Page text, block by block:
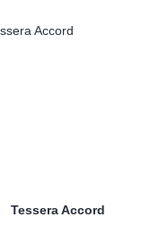
Tessera Accord